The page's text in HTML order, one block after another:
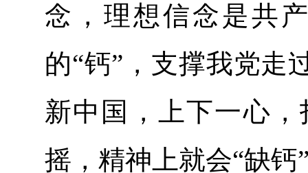
念，理想信念是共
的“钙”，支撑我党走
新中国，上下一心
摇，精神上就会“缺钙